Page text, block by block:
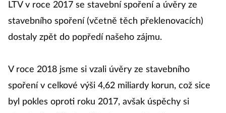
LTV v roce 2017 se stavební spoření a úvěry ze
stavebního spoření (včetně těch překlenovacích)
dostaly zpět do popředí našeho zájmu.
V roce 2018 jsme si vzali úvěry ze stavebního
spoření v celkové výši 4,62 miliardy korun, což sice
byl pokles oproti roku 2017, avšak úspěchy si